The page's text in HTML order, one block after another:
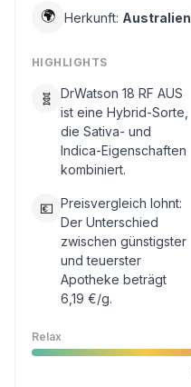
🌍 Herkunft: Australien
HIGHLIGHTS
🧬
DrWatson 18 RF AUS
ist eine Hybrid-Sorte,
die Sativa- und
Indica-Eigenschaften
kombiniert.
💶 Preisvergleich lohnt:
Der Unterschied
zwischen günstigster
und teuerster
Apotheke beträgt
6,19 €/g.
Relax